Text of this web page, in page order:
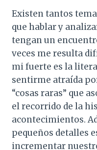
Existen tantos
que hablar y
tengan un
veces me resulta
mi fuerte es la
sentirme atraída
“cosas raras” que
el recorrido de la
acontecimientos.
pequeños detalles
incrementar